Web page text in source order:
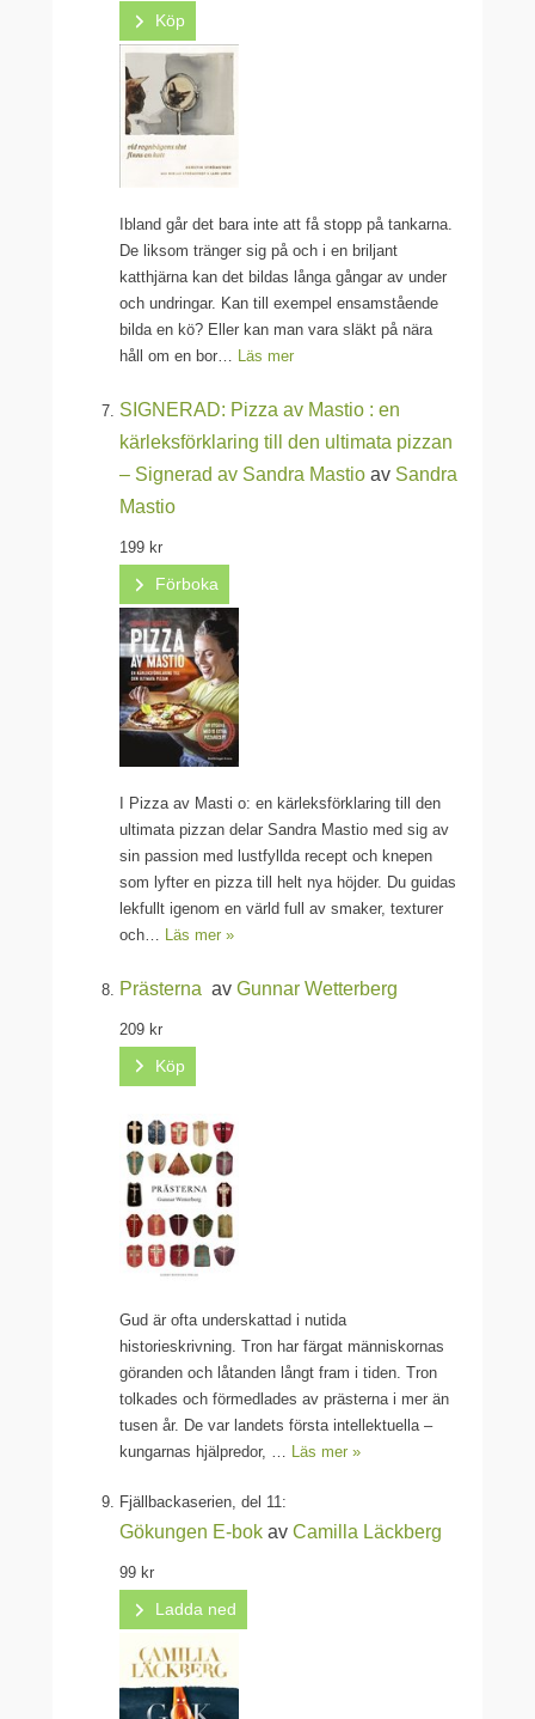
Köp
Ibland går det bara inte att få stopp på tankarna.
De liksom tränger sig på och i en briljant
katthjärna kan det bildas långa gångar av under
och undringar. Kan till exempel ensamstående
bilda en kö? Eller kan man vara släkt på nära
håll om en bor… Läs mer
SIGNERAD: Pizza av Mastio : en
kärleksförklaring till den ultimata pizzan
– Signerad av Sandra Mastio av Sandra
Mastio
199 kr
Förboka
I Pizza av Masti o: en kärleksförklaring till den
ultimata pizzan delar Sandra Mastio med sig av
sin passion med lustfyllda recept och knepen
som lyfter en pizza till helt nya höjder. Du guidas
lekfullt igenom en värld full av smaker, texturer
och…
Läs mer »
Prästerna av Gunnar Wetterberg
209 kr
Köp
Gud är ofta underskattad i nutida
historieskrivning. Tron har färgat människornas
göranden och låtanden långt fram i tiden. Tron
tolkades och förmedlades av prästerna i mer än
tusen år. De var landets första intellektuella –
kungarnas hjälpredor, … Läs mer »
Fjällbackaserien, del 11:
Gökungen E-bok av Camilla Läckberg
99 kr
Ladda ned